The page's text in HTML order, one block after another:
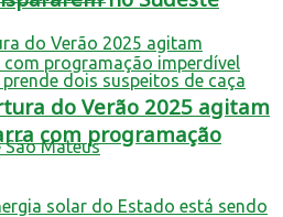
do Verão 2025 agitam
com programação